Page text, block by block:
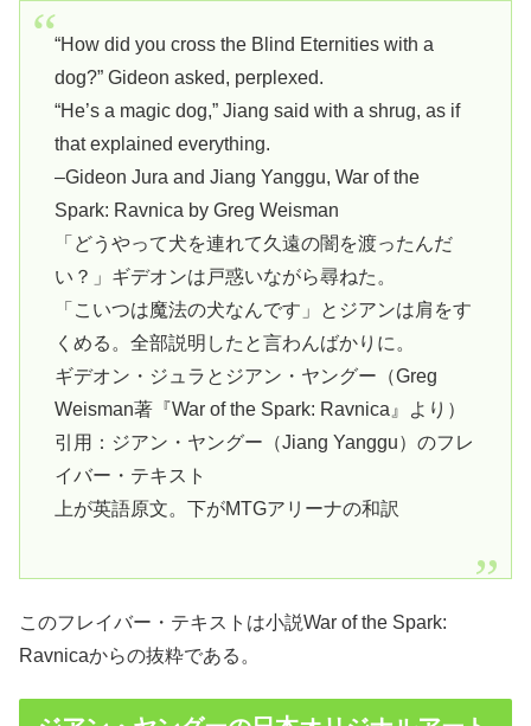
“How did you cross the Blind Eternities with a
dog?” Gideon asked, perplexed.
“He’s a magic dog,” Jiang said with a shrug, as if
that explained everything.
–Gideon Jura and Jiang Yanggu, War of the
Spark: Ravnica by Greg Weisman
「どうやって犬を連れて久遠の闇を渡ったんだ
い？」ギデオンは戸惑いながら尋ねた。
「こいつは魔法の犬なんです」とジアンは肩をす
くめる。全部説明したと言わんばかりに。
ギデオン・ジュラとジアン・ヤングー（Greg
Weisman著『War of the Spark: Ravnica』より）
引用：ジアン・ヤングー（Jiang Yanggu）のフレ
イバー・テキスト
上が英語原文。下がMTGアリーナの和訳
このフレイバー・テキストは小説War of the Spark:
Ravnicaからの抜粋である。